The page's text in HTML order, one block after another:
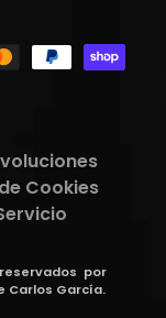
Cookies
por
Carlos García.